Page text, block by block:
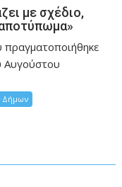
με σχέδιο,
πραγματοποιήθηκε
Αυγούστου
Δήμων